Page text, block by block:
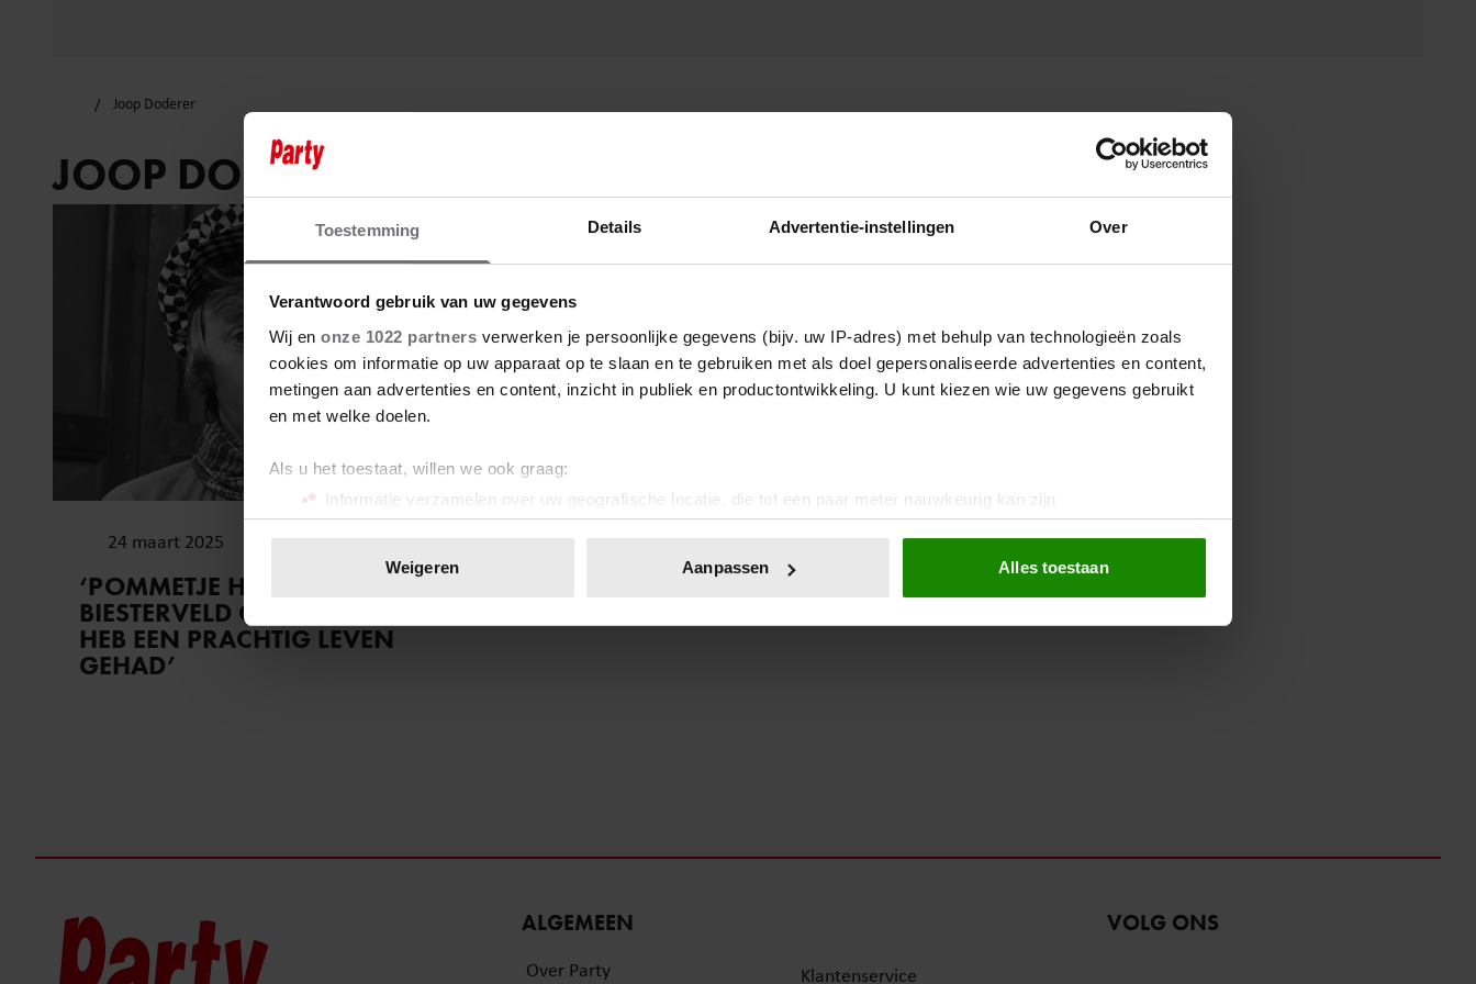
Toestemming Details Advertentie-instellingen Over
Verantwoord gebruik van uw gegevens
Wij en onze 1022 partners verwerken je persoonlijke gegevens (bijv. uw IP-adres) met behulp van technologieën zoals
cookies om informatie op uw apparaat op te slaan en te gebruiken met als doel gepersonaliseerde advertenties en content,
metingen aan advertenties en content, inzicht in publiek en productontwikkeling. U kunt kiezen wie uw gegevens gebruikt
en met welke doelen.
Als u het toestaat, willen we ook graag:
Informatie verzamelen over uw geografische locatie, die tot een paar meter nauwkeurig kan zijn
Uw apparaat identificeren door het actief te scannen op specifieke eigenschappen (fingerprinting)
toestemming op elk moment wijzigen of intrekken in de Cookieverklaring.
We gebruiken cookies om content en advertenties te personaliseren, om functies voor social media te bieden en om ons
Weigeren Aanpassen Alles toestaan
Joop Doderer
JOOP DODERER
24 maart 2025
‘POMMETJE HORLEPIEP’ BRAM
BIESTERVELD OVERLEDEN: ‘IK
HEB EEN PRACHTIG LEVEN
GEHAD’
STERREN DIE WE NOOIT MOGEN
ALGEMEEN
Over Party Klantenservice
VOLG ONS